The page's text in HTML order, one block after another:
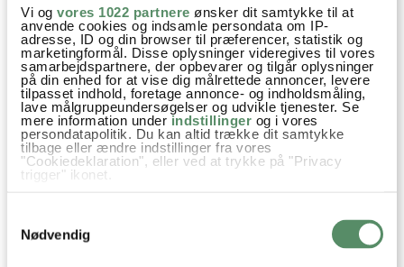
Vi og vores 1022 partnere ønsker dit samtykke til at
anvende cookies og indsamle persondata om IP-
adresse, ID og din browser til præferencer, statistik og
marketingformål. Disse oplysninger videregives til vores
samarbejdspartnere, der opbevarer og tilgår oplysninger
på din enhed for at vise dig målrettede annoncer, levere
tilpasset indhold, foretage annonce- og indholdsmåling,
lave målgruppeundersøgelser og udvikle tjenester. Se
mere information underindstillinger og i vores
persondatapolitik. Du kan altid trække dit samtykke
tilbage eller ændre indstillinger fra vores
"Cookiedeklaration", eller ved at trykke på "Privacy
trigger" ikonet.
Indsamle præcise oplysninger om din placering,
der kan være nøjagtig inden for få meter
Identificere din enhed baseret på en scanning af
Nødvendig
Så lækkert ! 😋
Men kan man bruge yoghurt med mindre fedt procent? 🤷🏼‍♀️
Vh Line
besvar
Ann-Christine:
21. juni 2026 kl. 12:59
da al væden drænes fra, så du vil blot have et